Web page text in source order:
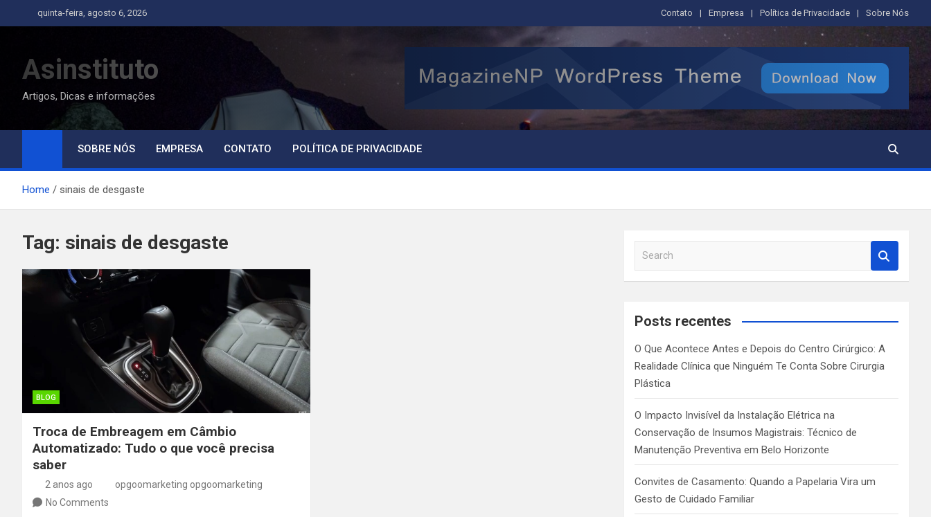
to
quinta-feira, agosto 6, 2026 Contato Empresa Política de Privacidade Sobre Nós
Asinstituto
Artigos, Dicas e informações
SOBRE NÓS EMPRESA CONTATO POLÍTICA DE PRIVACIDADE
Home sinais de desgaste
Tag: sinais de desgaste
BLOG
Troca de Embreagem em Câmbio
Automatizado: Tudo o que você precisa
saber
2 anos ago
opgoomarketing opgoomarketing
No Comments
a
c
Posts recentes
O Que Acontece Antes e Depois do Centro Cirúrgico: A
Realidade Clínica que Ninguém Te Conta Sobre Cirurgia
Plástica
O Impacto Invisível da Instalação Elétrica na
Conservação de Insumos Magistrais: Técnico de
Manutenção Preventiva em Belo Horizonte
Convites de Casamento: Quando a Papelaria Vira um
Gesto de Cuidado Familiar